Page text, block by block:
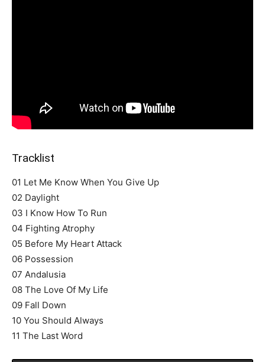
Tracklist
01 Let Me Know When You Give Up
02 Daylight
03 I Know How To Run
04 Fighting Atrophy
05 Before My Heart Attack
06 Possession
07 Andalusia
08 The Love Of My Life
09 Fall Down
10 You Should Always
11 The Last Word